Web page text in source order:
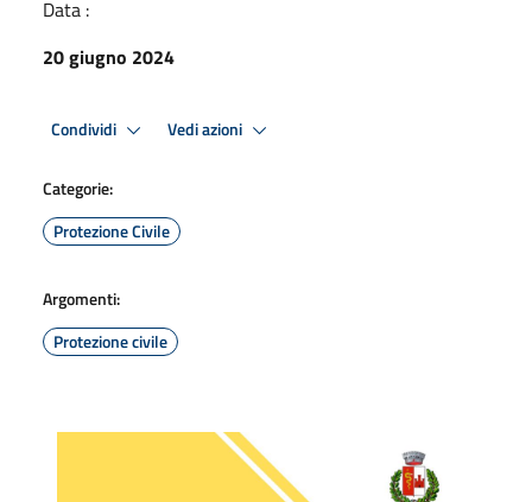
Data :
20 giugno 2024
Condividi Vedi azioni
Categorie:
Protezione Civile
Argomenti:
Protezione civile